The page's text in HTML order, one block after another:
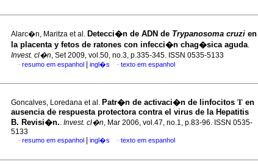
Alarc�n, Maritza et al. Detecci�n de ADN de Trypanosoma cruzi en
la placenta y fetos de ratones con infecci�n chag�sica aguda.
Invest. cl�n, Set 2009, vol.50, no.3, p.335-345. ISSN 0535-5133
· resumo em espanhol ingl�s · texto em espanhol
Goncalves, Loredana et al. Patr�n de activaci�n de linfocitos T en
ausencia de respuesta protectora contra el virus de la Hepatitis
B. Revisi�n.. Invest. cl�n, Mar 2006, vol.47, no.1, p.83-96. ISSN 0535-
5133
· resumo em espanhol ingl�s · texto em espanhol